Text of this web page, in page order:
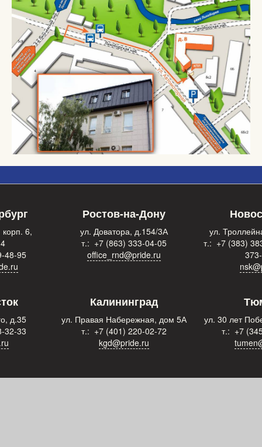
6,
48-95
Ростов-на-Дону
ул. Доватора, д.154/3А
т.: +7 (863) 333-04-05
office_rnd@pride.ru
ул.
т.: +7 (383)
д.35
32-33
Калининград
ул. Правая Набережная, дом 5А
т.: +7 (401) 220-02-72
kgd@pride.ru
ул. 30 лет
т.: +7